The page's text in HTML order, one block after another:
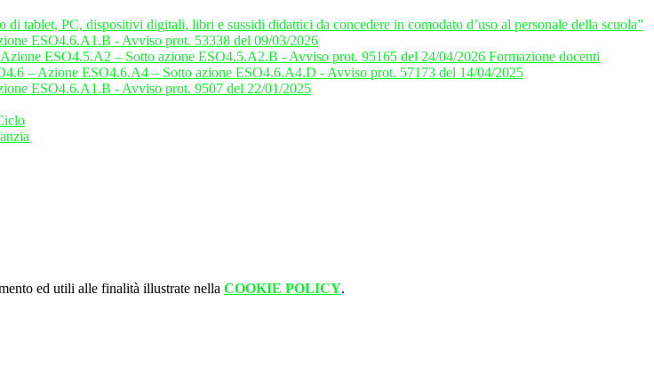
tablet, PC, dispositivi digitali, libri e sussidi didattici da concedere in comodato d’uso al personale della scuola”
ESO4.6.A1.B - Avviso prot. 53338 del 09/03/2026
ESO4.5.A2 – Sotto azione ESO4.5.A2.B - Avviso prot. 95165 del 24/04/2026 Formazione docenti
– Azione ESO4.6.A4 – Sotto azione ESO4.6.A4.D - Avviso prot. 57173 del 14/04/2025
ESO4.6.A1.B - Avviso prot. 9507 del 22/01/2025
ed utili alle finalità illustrate nella COOKIE POLICY.